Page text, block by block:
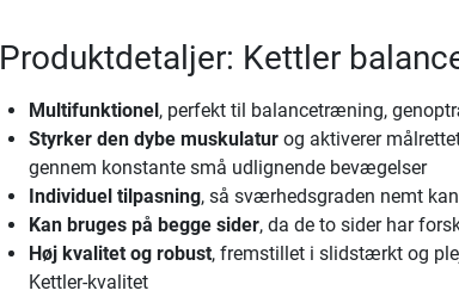
Produktdetaljer: Kettler
Multifunktionel , perfekt til balancetræning,
Styrker den dybe muskulaturog aktiverer
gennem konstante små udlignende bevægelser
Individuel tilpasning, så sværhedsgraden nemt
Kan bruges på begge sider, da de to sider har
Høj kvalitet og robust, fremstillet i slidstærkt og
Kettler-kvalitet